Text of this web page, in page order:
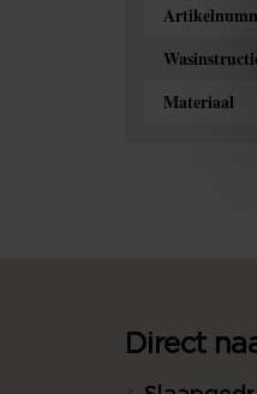
Materiaal
Direct